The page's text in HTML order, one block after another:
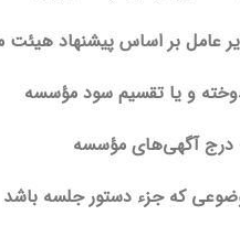
عامل بر اساس پیشنهاد هیئت
و یا تقسیم سود مؤسسه
درج آگهی‌های مؤسسه
که جزء دستور جلسه باشد